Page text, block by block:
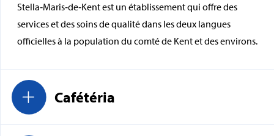
Stella‑Maris‑de‑Kent est un établissement qui offre des
services et des soins de qualité dans les deux langues
officielles à la population du comté de Kent et des environs.
Cafétéria